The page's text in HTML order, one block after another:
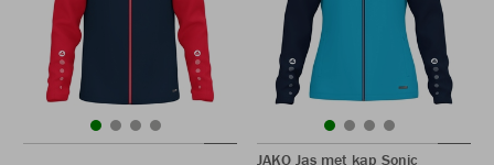
JAKO Jas met kap Sonic